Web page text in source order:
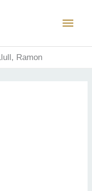
Ramon